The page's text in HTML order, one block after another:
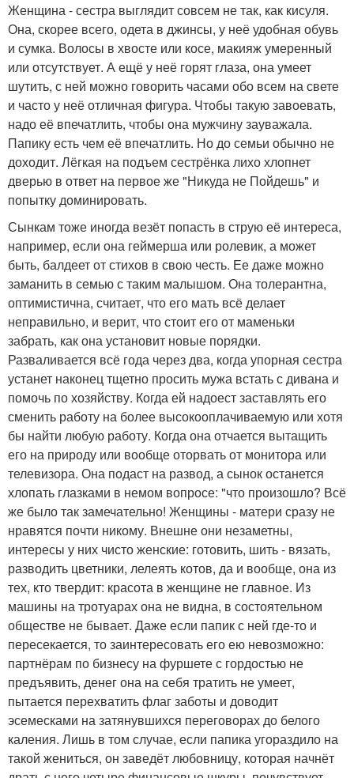
Женщина - сестра выглядит совсем не так, как кисуля.
Она, скорее всего, одета в джинсы, у неё удобная обувь
и сумка. Волосы в хвосте или косе, макияж умеренный
или отсутствует. А ещё у неё горят глаза, она умеет
шутить, с ней можно говорить часами обо всем на свете
и часто у неё отличная фигура. Чтобы такую завоевать,
надо её впечатлить, чтобы она мужчину зауважала.
Папику есть чем её впечатлить. Но до семьи обычно не
доходит. Лёгкая на подъем сестрёнка лихо хлопнет
дверью в ответ на первое же "Никуда не Пойдешь" и
попытку доминировать.
Сынкам тоже иногда везёт попасть в струю её интереса,
например, если она геймерша или ролевик, а может
быть, балдеет от стихов в свою честь. Ее даже можно
заманить в семью с таким малышом. Она толерантна,
оптимистична, считает, что его мать всё делает
неправильно, и верит, что стоит его от маменьки
забрать, как она установит новые порядки.
Разваливается всё года через два, когда упорная сестра
устанет наконец тщетно просить мужа встать с дивана и
помочь по хозяйству. Когда ей надоест заставлять его
сменить работу на более высокооплачиваемую или хотя
бы найти любую работу. Когда она отчается вытащить
его на природу или вообще оторвать от монитора или
телевизора. Она подаст на развод, а сынок останется
хлопать глазками в немом вопросе: "что произошло? Всё
же было так замечательно! Женщины - матери сразу не
нравятся почти никому. Внешне они незаметны,
интересы у них чисто женские: готовить, шить - вязать,
разводить цветники, лелеять котов, да и вообще, она из
тех, кто твердит: красота в женщине не главное. Из
машины на тротуарах она не видна, в состоятельном
обществе не бывает. Даже если папик с ней где-то и
пересекается, то заинтересовать его ею невозможно:
партнёрам по бизнесу на фуршете с гордостью не
предъявить, денег она на себя тратить не умеет,
пытается перехватить флаг заботы и доводит
эсемесками на затянувшихся переговорах до белого
каления. Лишь в том случае, если папика угораздило на
такой жениться, он заведёт любовницу, которая начнёт